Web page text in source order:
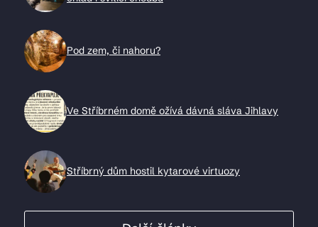
Pod zem, či nahoru?
Ve Stříbrném domě ožívá dávná sláva Jihlavy
Stříbrný dům hostil kytarové virtuozy